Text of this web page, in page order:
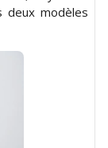
deux modèles